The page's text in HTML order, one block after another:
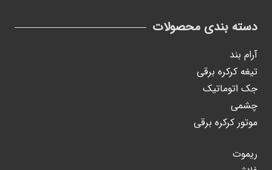
دسته بندی محصولات
آرام بند
تیغه کرکره برقی
جک اتوماتیک
چشمی
موتور کرکره برقی
ریموت